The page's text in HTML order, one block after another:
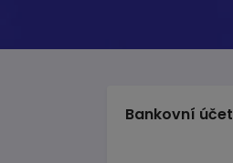
Bankovní účet